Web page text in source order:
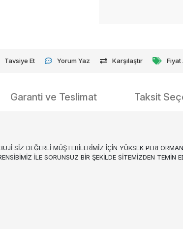
Tavsiye Et Yorum Yaz Karşılaştır Fiyat
Garanti ve Teslimat Taksit
SİZ DEĞERLİ MÜŞTERİLERİMİZ İÇİN YÜKSEK
İLE SORUNSUZ BİR ŞEKİLDE SİTEMİZDEN TEMİN